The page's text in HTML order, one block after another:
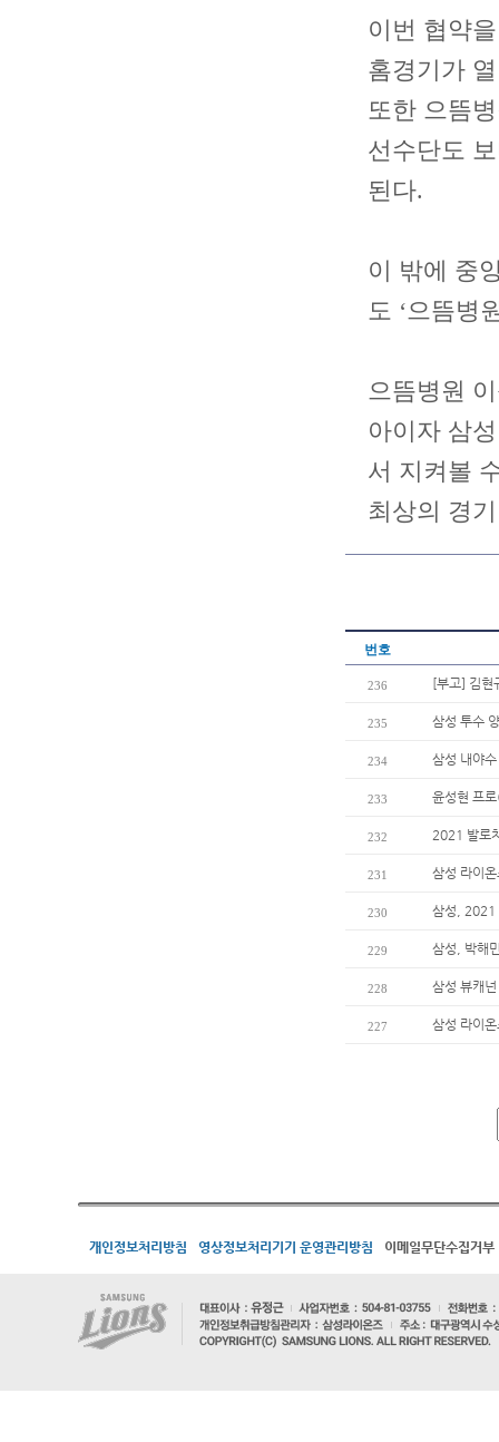
이번 협약
홈경기가
또한 으뜸
선수단도
된다.
이 밖에 중
도 ‘으뜸병
으뜸병원
아이자 삼
서 지켜볼
최상의 경
번호
236 [부고] 김현
235 삼성 투수
234 삼성 내야
233 윤성현 프
232 2021 발로
231 삼성 라이
230 삼성, 2021
229 삼성, 박해
228 삼성 뷰캐
227 삼성 라이
개인정보처리방침 영상정보처리기기 운영관리방침 이메일무단수집거부